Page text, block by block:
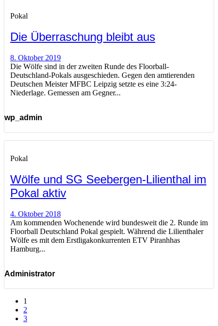
Pokal
Die Überraschung bleibt aus
8. Oktober 2019
Die Wölfe sind in der zweiten Runde des Floorball-
Deutschland-Pokals ausgeschieden. Gegen den amtierenden
Deutschen Meister MFBC Leipzig setzte es eine 3:24-
Niederlage. Gemessen am Gegner...
wp_admin
Pokal
Wölfe und SG Seebergen-Lilienthal im
Pokal aktiv
4. Oktober 2018
Am kommenden Wochenende wird bundesweit die 2. Runde im
Floorball Deutschland Pokal gespielt. Während die Lilienthaler
Wölfe es mit dem Erstligakonkurrenten ETV Piranhhas
Hamburg...
Administrator
1
2
3